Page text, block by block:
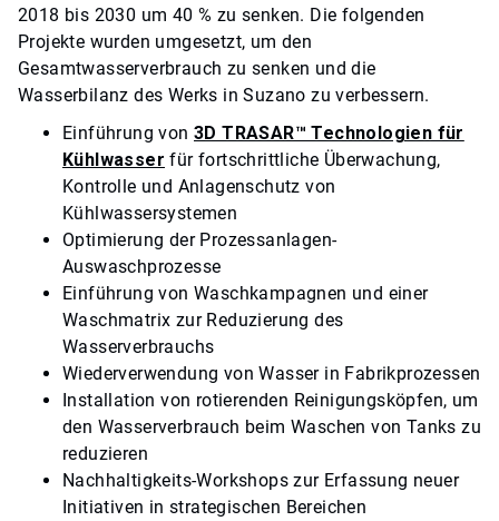
2018 bis 2030 um 40 % zu senken. Die folgenden
Projekte wurden umgesetzt, um den
Gesamtwasserverbrauch zu senken und die
Wasserbilanz des Werks in Suzano zu verbessern.
Einführung von 3D TRASAR™ Technologien für
Kühlwasser für fortschrittliche Überwachung,
Kontrolle und Anlagenschutz von
Kühlwassersystemen
Optimierung der Prozessanlagen-
Auswaschprozesse
Einführung von Waschkampagnen und einer
Waschmatrix zur Reduzierung des
Wasserverbrauchs
Wiederverwendung von Wasser in Fabrikprozessen
Installation von rotierenden Reinigungsköpfen, um
den Wasserverbrauch beim Waschen von Tanks zu
reduzieren
Nachhaltigkeits-Workshops zur Erfassung neuer
Initiativen in strategischen Bereichen